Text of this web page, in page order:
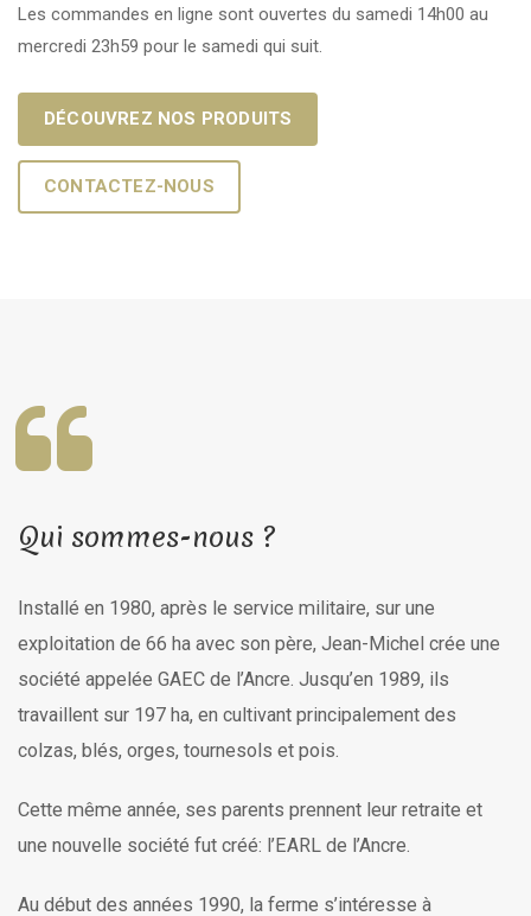
Les commandes en ligne sont ouvertes du samedi 14h00 au
mercredi 23h59 pour le samedi qui suit.
DÉCOUVREZ NOS PRODUITS
CONTACTEZ-NOUS
Qui sommes-nous ?
Installé en 1980, après le service militaire, sur une
exploitation de 66 ha avec son père, Jean-Michel crée une
société appelée GAEC de l’Ancre. Jusqu’en 1989, ils
travaillent sur 197 ha, en cultivant principalement des
colzas, blés, orges, tournesols et pois.
Cette même année, ses parents prennent leur retraite et
une nouvelle société fut créé: l’EARL de l’Ancre.
Au début des années 1990, la ferme s’intéresse à